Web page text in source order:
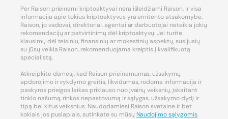
Per Raison prieinami kriptoaktyvai nėra išleidžiami Raison, ir visa
informacija apie tokius kriptoaktyvus yra emitento atsakomybė.
Raison, jo vadovai, direktoriai, agentai ar darbuotojai neteikia jokių
rekomendacijų ar patvirtinimų dėl kriptoaktyvų. Jei turite
klausimų dėl teisiniu, finansinių ar mokestinių aspektų, susijusių
su jūsų veikla Raison, rekomenduojama kreiptis į kvalifikuotą
specialistą.
Atkreipkite dėmesį, kad Raison prieinamumas, užsakymų
apdorojimo ir vykdymo greitis, likvidumas, rodoma informacija ir
paskyros prieigos laikas priklauso nuo įvairių veiksnių, įskaitant
tinklo našumą, rinkos nepastovumą ir sąlygas, užsakymo dydį ir
tipą bei kitus veiksnius. Naudodamiesi Raison svetaine ir bet
kokiais jos puslapiais, sutinkate su mūsų Naudojimo sąlygomis.